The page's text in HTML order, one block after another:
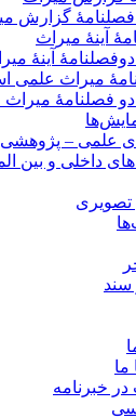
گزارش
آینۀ میراث
آینۀ
میراث علمی
فصلنامۀ میراث
علمی – پژوهشی
داخلی و بین
سند
ما
خبرنامه